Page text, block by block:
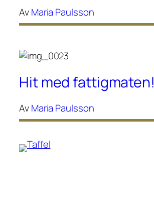
AvMaria Paulsson
Hit med fattigmaten!
AvMaria Paulsson